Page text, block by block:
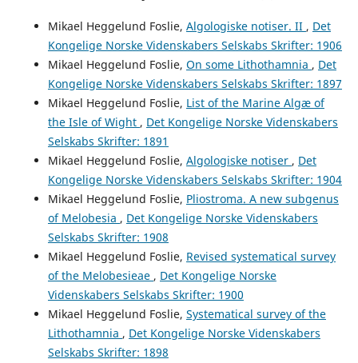
Mikael Heggelund Foslie, Algologiske notiser. II , Det
Kongelige Norske Videnskabers Selskabs Skrifter: 1906
Mikael Heggelund Foslie, On some Lithothamnia , Det
Kongelige Norske Videnskabers Selskabs Skrifter: 1897
Mikael Heggelund Foslie, List of the Marine Algæ of
the Isle of Wight , Det Kongelige Norske Videnskabers
Selskabs Skrifter: 1891
Mikael Heggelund Foslie, Algologiske notiser , Det
Kongelige Norske Videnskabers Selskabs Skrifter: 1904
Mikael Heggelund Foslie, Pliostroma. A new subgenus
of Melobesia , Det Kongelige Norske Videnskabers
Selskabs Skrifter: 1908
Mikael Heggelund Foslie, Revised systematical survey
of the Melobesieae , Det Kongelige Norske
Videnskabers Selskabs Skrifter: 1900
Mikael Heggelund Foslie, Systematical survey of the
Lithothamnia , Det Kongelige Norske Videnskabers
Selskabs Skrifter: 1898